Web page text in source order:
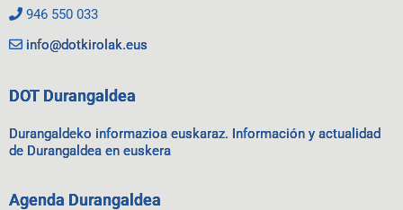
946 550 033
info@dotkirolak.eus
DOT Durangaldea
Durangaldeko informazioa euskaraz. Información y actualidad
de Durangaldea en euskera
Agenda Durangaldea